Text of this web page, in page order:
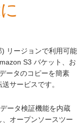
リージョンで利用可能
S3 バケット、お
ータのコピーを簡素
サービスです。
ータ検証機能を内蔵
オープンソースツー